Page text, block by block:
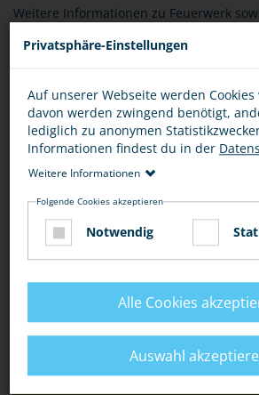
Weitere Informationen zu Feuerwerk
BEWERTUNG
DIESEN ARTIKEL ...
SEXUELLE SELBSTBESTIMMUNG
Privatsphäre-Einstellungen
Auf unserer Webseite werden
davon werden zwingend benötigt,
lediglich zu anonymen
Informationen findest du in der
Weitere Informationen
Folgende Cookies akzeptieren
Notwendig
Alle Cookies
Auswahl